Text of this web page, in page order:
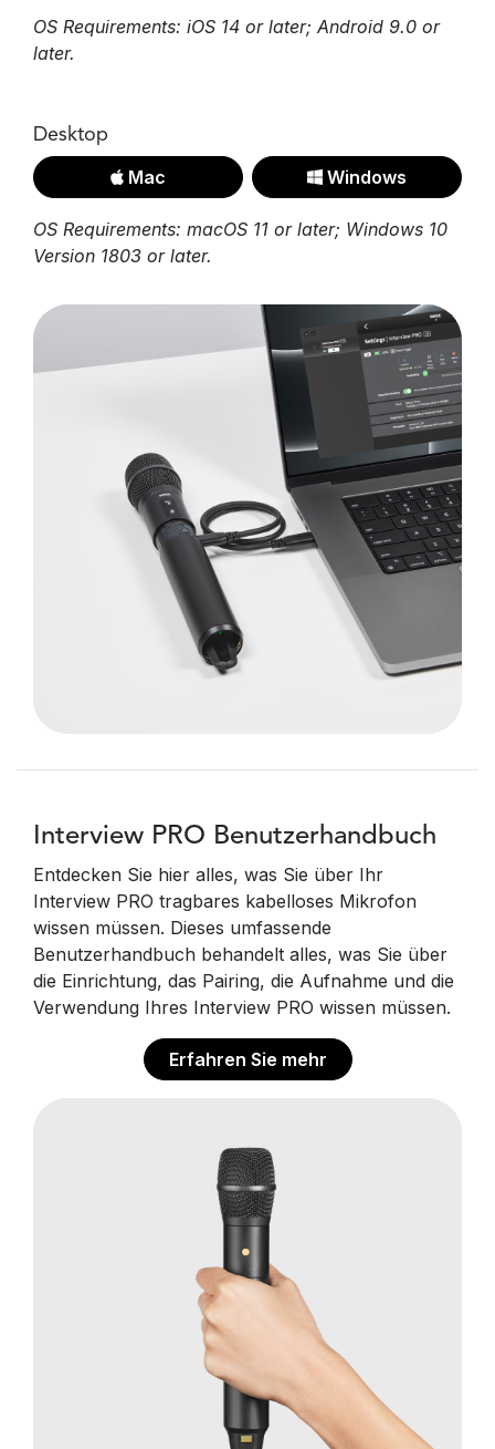
OS Requirements: iOS 14 or later; Android 9.0 or
later.
Desktop
Mac Windows
OS Requirements: macOS 11 or later; Windows 10
Version 1803 or later.
Interview PRO Benutzerhandbuch
Entdecken Sie hier alles, was Sie über Ihr
Interview PRO tragbares kabelloses Mikrofon
wissen müssen. Dieses umfassende
Benutzerhandbuch behandelt alles, was Sie über
die Einrichtung, das Pairing, die Aufnahme und die
Verwendung Ihres Interview PRO wissen müssen.
Erfahren Sie mehr